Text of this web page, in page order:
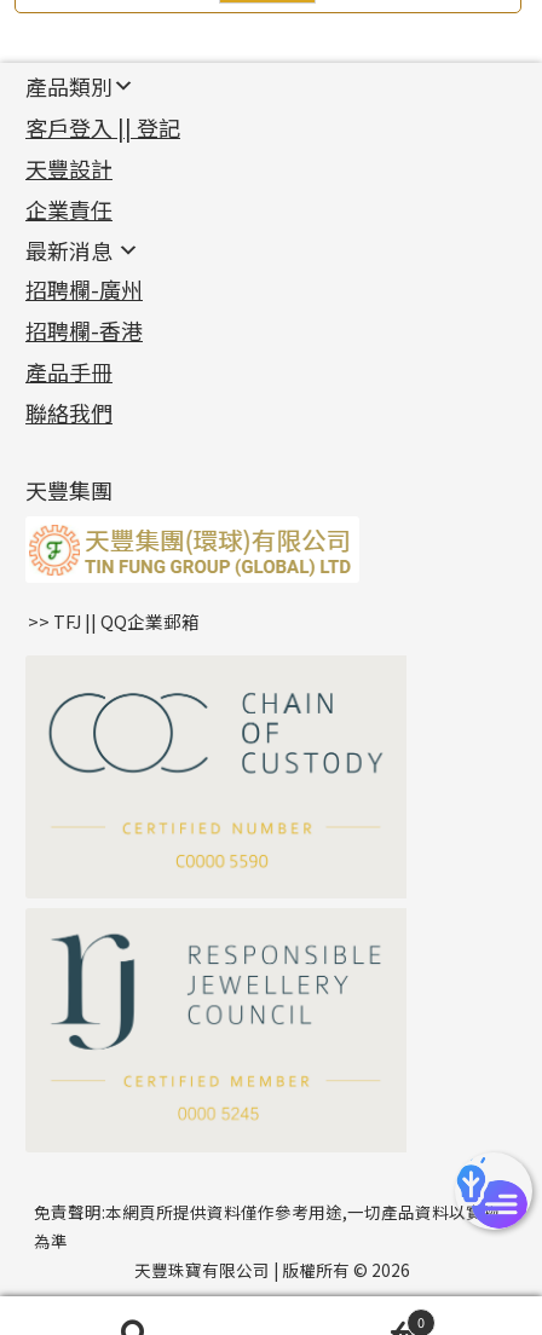
公司名稱
聯絡電話
產品類別
新產品
足金系列
足金配件
機織鏈系列
珠仔鏈
镶口链
管狀網鏈
十字車花鏈系列
十字閃O鏈系列
十字錘打鏈系列
側身車花鏈系列
側身鏈系列
雙十字鏈系列
水波鏈系列
蛇骨鏈系列
鏈尾系列
嘴唇鏈系列
S車花鏈系列
珍珠鏈系列
坦克鏈系列
滿天星鏈系列
方假繩鏈系列
首飾配件
耳環類配件
卷迫系列
螺絲迫系列
梅花迫系列
平臺迫系列
綫拍系列
美拍系列
耳環扣系列
耳綫/耳鈎系列
耳環爪頭
耳環
鏈類配件
動感車花吊墜
調節珠系列
生圈扣系列
龍蝦扣系列
鴨俐制系列
字母吊墜
相盒吊墜
項鏈吊墜
生肖吊墜
星座吊墜
珠扣
其他類配件
珠盤系列
袖口鈕系列
焊片及鐳射綫
空心車花管
珠類配件
無孔光身珠
空心光身珠
無孔批花珠
鑲口類
四爪頭系列
六爪頭系列
車花片
動感車花片
鑲口戒指
鑲口手鏈系列
首飾系列
手镯系列
戒指系列
空心耳環
空心车花管首饰链
空心手鐲系列
貴金屬原料
千足金
記憶金屬系列
記憶戒指
拉簧珠珠手鏈
記憶鈦手鐲
客戶登入 || 登記
天豐設計
企業責任
最新消息
最新消息
各項證書(2)
相片集(9)
展覽會資訊
最新產品資訊
招聘欄-廣州
招聘欄-香港
產品手冊
聯絡我們
天豐集團
>> TFJ || QQ企業郵箱
免責聲明:本網頁所提供資料僅作參考用途,一切產品資料以實物
為準
天豐珠寶有限公司 | 版權所有 © 2026
0